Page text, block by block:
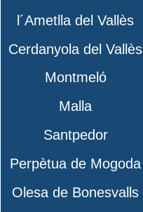
l´Ametlla del Vallès
Cerdanyola del Vallès
Montmeló
Malla
Santpedor
Perpètua de Mogoda
Olesa de Bonesvalls